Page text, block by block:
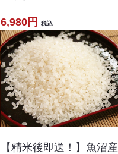
6,980円 税込
【精米後即送！】魚沼産